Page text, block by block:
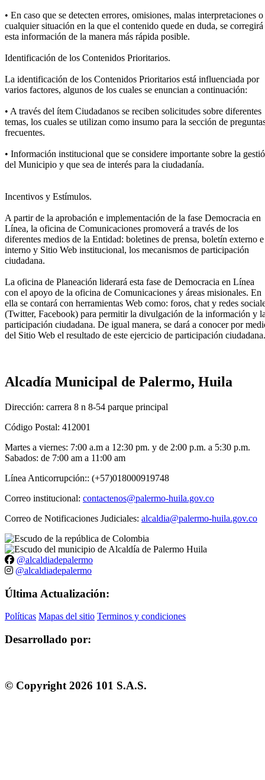
• En caso que se detecten errores, omisiones, malas interpretaciones o
cualquier situación en la que el contenido quede en duda, se corregirá
esta información de la manera más rápida posible.
Identificación de los Contenidos Prioritarios.
La identificación de los Contenidos Prioritarios está influenciada por
varios factores, algunos de los cuales se enuncian a continuación:
• A través del ítem Ciudadanos se reciben solicitudes sobre diferentes
temas, los cuales se utilizan como insumo para la sección de
frecuentes.
• Información institucional que se considere importante sobre la
del Municipio y que sea de interés para la ciudadanía.
Incentivos y Estímulos.
A partir de la aprobación e implementación de la fase Democracia en
Línea, la oficina de Comunicaciones promoverá a través de los
diferentes medios de la Entidad: boletines de prensa, boletín externo e
interno y Sitio Web institucional, los mecanismos de participación
ciudadana.
La oficina de Planeación liderará esta fase de Democracia en Línea
con el apoyo de la oficina de Comunicaciones y áreas misionales. En
ella se contará con herramientas Web como: foros, chat y redes
(Twitter, Facebook) para permitir la divulgación de la información y
participación ciudadana. De igual manera, se dará a conocer por
del Sitio Web el resultado de este ejercicio de participación ciudadana.
Alcadía Municipal de Palermo, Huila
Dirección: carrera 8 n 8-54 parque principal
Código Postal: 412001
Martes a viernes: 7:00 a.m a 12:30 pm. y de 2:00 p.m. a 5:30 p.m.
Sabados: de 7:00 am a 11:00 am
Línea Anticorrupción:: (+57)018000919748
Correo institucional: contactenos@palermo-huila.gov.co
Correo de Notificaciones Judiciales: alcaldia@palermo-huila.gov.co
@alcaldiadepalermo
@alcaldiadepalermo
Última Actualización:
Políticas Mapas del sitio Terminos y condiciones
Desarrollado por:
© Copyright 2026 101 S.A.S.